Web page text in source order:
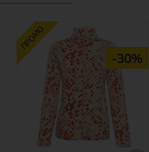
ПРОМО
-30%